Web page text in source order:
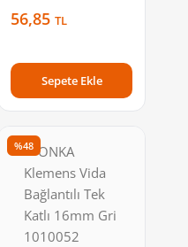
56,85 TL
Sepete Ekle
%48